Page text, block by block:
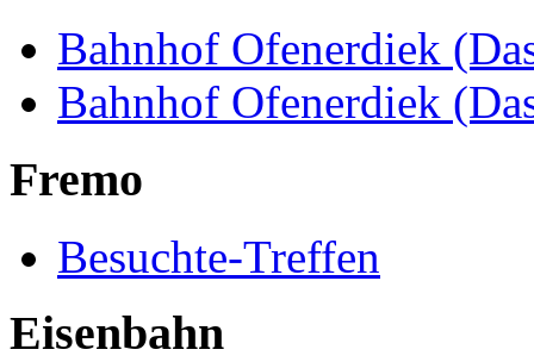
Bahnhof Ofenerdiek
Bahnhof Ofenerdiek
Fremo
Besuchte-Treffen
Eisenbahn